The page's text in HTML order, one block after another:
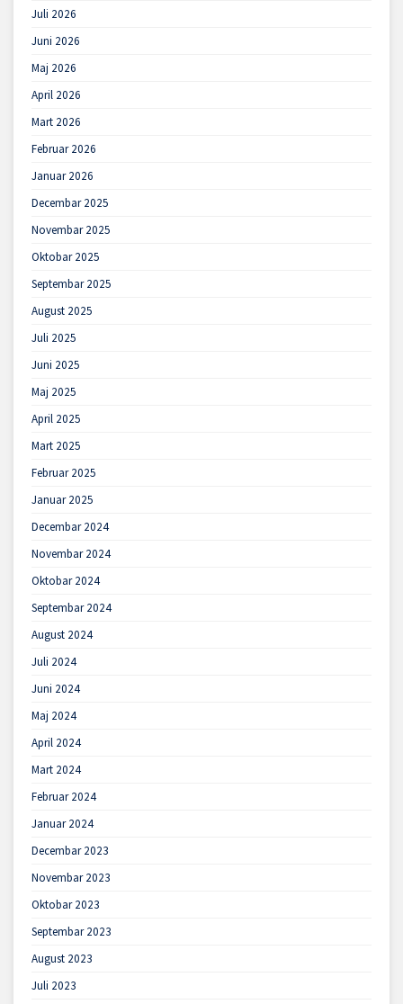
Juli 2026
Juni 2026
Maj 2026
April 2026
Mart 2026
Februar 2026
Januar 2026
Decembar 2025
Novembar 2025
Oktobar 2025
Septembar 2025
August 2025
Juli 2025
Juni 2025
Maj 2025
April 2025
Mart 2025
Februar 2025
Januar 2025
Decembar 2024
Novembar 2024
Oktobar 2024
Septembar 2024
August 2024
Juli 2024
Juni 2024
Maj 2024
April 2024
Mart 2024
Februar 2024
Januar 2024
Decembar 2023
Novembar 2023
Oktobar 2023
Septembar 2023
August 2023
Juli 2023